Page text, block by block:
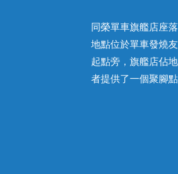
同榮單車旗艦店座
地點位於單車發燒
起點旁，旗艦店佔
者提供了一個聚腳點